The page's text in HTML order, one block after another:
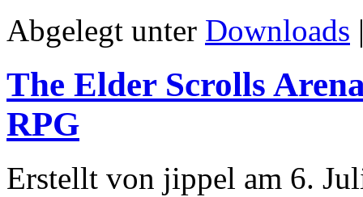
Abgelegt unter Downloads
The Elder Scrolls
RPG
Erstellt von jippel am 6.